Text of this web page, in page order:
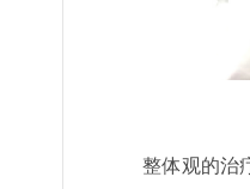
整体观的治